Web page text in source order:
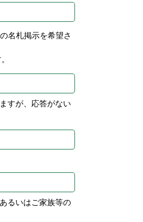
名札掲示を希望さ
すが、応答がない
るいはご家族等の